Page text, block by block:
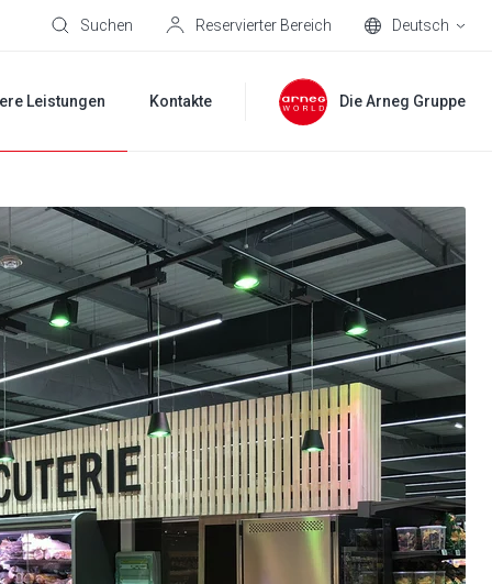
Suchen Reservierter Bereich Deutsch
Leistungen Kontakte Die Arneg Gruppe